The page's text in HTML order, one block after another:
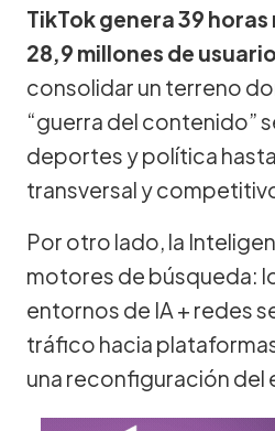
TikTok genera 39
28,9 millones de
consolidar un terreno
“guerra del contenido”
deportes y política
transversal y
Por otro lado, la
motores de búsqueda:
entornos de IA + redes
tráfico hacia
una reconfiguración del